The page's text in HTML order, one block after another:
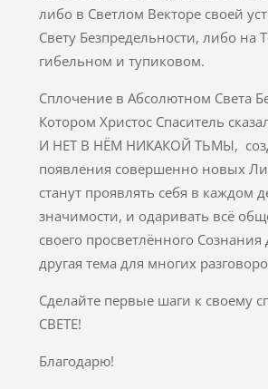
либо в Светлом Векторе своей
Свету Безпредельности, либо на
гибельном и тупиковом.
Сплочение в Абсолютном Света
Котором Христос Спаситель
И НЕТ В НЁМ НИКАКОЙ ТЬМЫ,
появления совершенно новых
станут проявлять себя в каждом
значимости, и одаривать всё
своего просветлённого
другая тема для многих
Сделайте первые шаги к своему
СВЕТЕ!
Благодарю!